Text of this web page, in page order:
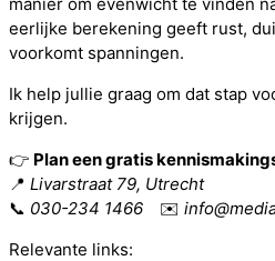
eerlijke berekening geeft rust,
voorkomt spanningen.
Ik help jullie graag om dat stap
krijgen.
👉 Plan een gratis
📍 Livarstraat 79, Utrecht
📞 030-234 1466 ✉️
Relevante links: